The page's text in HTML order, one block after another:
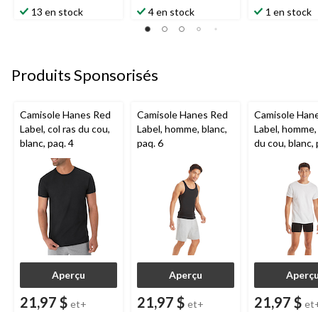
13 en stock 4 en stock 1 en stock
Produits Sponsorisés
Camisole Hanes Red
Label, col ras du cou,
blanc, paq. 4
Aperçu
21,97 $ et+
Camisole Hanes Red
Label, homme, blanc,
paq. 6
Aperçu
21,97 $ et+
Camisole
Label,
du cou, blanc,
21,97 $